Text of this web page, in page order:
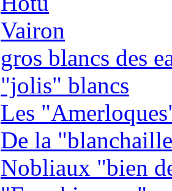
Vairon
gros blancs des
"jolis" blancs
Les
De la
Nobliaux "bien